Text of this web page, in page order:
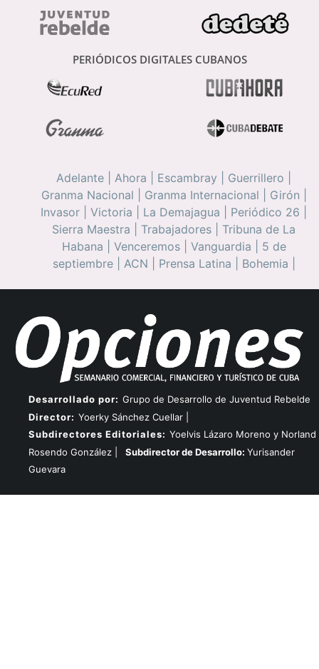
PERIÓDICOS DIGITALES CUBANOS
Adelante Ahora Escambray Guerrillero
Granma Nacional
Granma Internacional Girón
Invasor
Victoria La Demajagua Periódico 26
Sierra Maestra
Trabajadores
Tribuna de La
Habana
Venceremos| Vanguardia
5 de
septiembre| ACN Prensa Latina Bohemia
Desarrollado por: Grupo de Desarrollo de Juventud Rebelde
Director: Yoerky Sánchez Cuellar |
Subdirectores Editoriales: Yoelvis Lázaro Moreno y Norland
Rosendo González |
Subdirector de Desarrollo: Yurisander
Guevara